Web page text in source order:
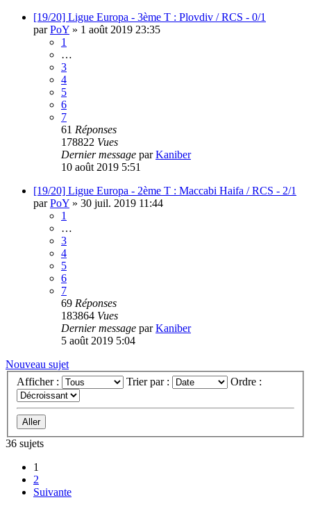
[19/20] Ligue Europa - 3ème T : Plovdiv / RCS - 0/1
parPoY » 1 août 2019 23:35
1
…
3
4
5
6
7
61 Réponses
178822 Vues
Dernier message parKaniber
10 août 2019 5:51
[19/20] Ligue Europa - 2ème T : Maccabi Haifa / RCS - 2/1
parPoY » 30 juil. 2019 11:44
1
…
3
4
5
6
7
69 Réponses
183864 Vues
Dernier message parKaniber
5 août 2019 5:04
Nouveau sujet
Afficher :
Trier par : Ordre :
36 sujets
1
2
Suivante